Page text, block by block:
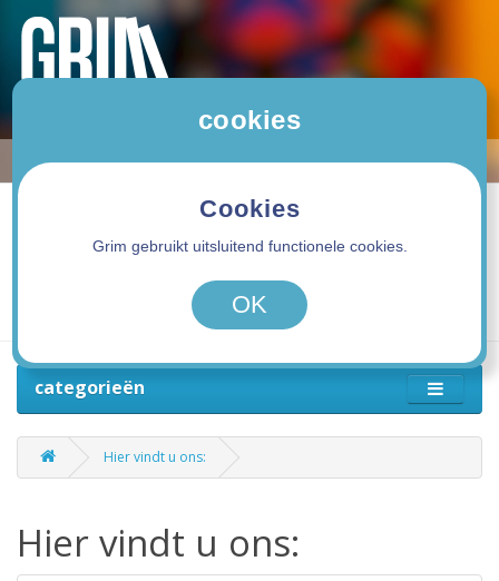
0 product(en) - 0,00€
categorieën
Hier vindt u ons:
Hier vindt u ons:
cookies
Cookies
Grim gebruikt uitsluitend functionele cookies.
OK